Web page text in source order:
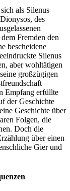
als Silenus
des
Fremden den
bescheidene
Silenus
aber wohltätigen
großzügigen
Empfang erfüllte
der Geschichte
Geschichte über
Folgen, die
Doch die
über einen
Gier und